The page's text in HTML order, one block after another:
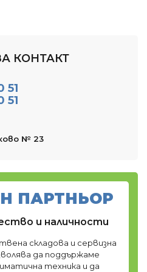
КОНТАКТ
51
51
№ 23
ПАРТНЬОР
и наличности
складова и сервизна
да поддържаме
техника и да